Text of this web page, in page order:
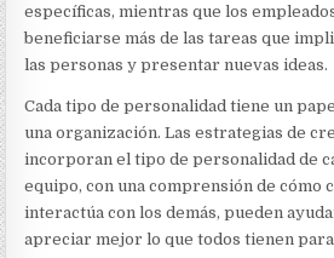
específicas, mientras que los
beneficiarse más de las tareas que
las personas y presentar nuevas ideas.
Cada tipo de personalidad tiene un
una organización. Las estrategias de
incorporan el tipo de personalidad de
equipo, con una comprensión de cómo
interactúa con los demás, pueden
apreciar mejor lo que todos tienen